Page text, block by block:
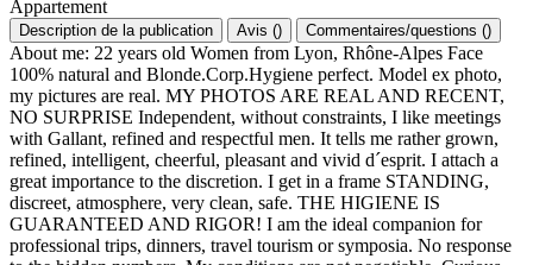
Appartement
Description de la publication Avis () Commentaires/questions ()
About me: 22 years old Women from Lyon, Rhône-Alpes Face
100% natural and Blonde.Corp.Hygiene perfect. Model ex photo,
my pictures are real. MY PHOTOS ARE REAL AND RECENT,
NO SURPRISE Independent, without constraints, I like meetings
with Gallant, refined and respectful men. It tells me rather grown,
refined, intelligent, cheerful, pleasant and vivid d´esprit. I attach a
great importance to the discretion. I get in a frame STANDING,
discreet, atmosphere, very clean, safe. THE HIGIENE IS
GUARANTEED AND RIGOR! I am the ideal companion for
professional trips, dinners, travel tourism or symposia. No response